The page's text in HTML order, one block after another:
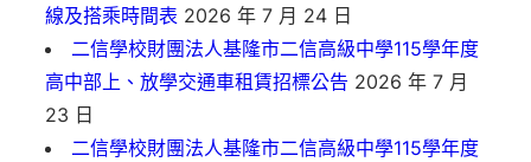
線及搭乘時間表 2026 年 7 月 24 日
二信學校財團法人基隆市二信高級中學115學年度
高中部上、放學交通車租賃招標公告 2026 年 7 月
23 日
二信學校財團法人基隆市二信高級中學115學年度